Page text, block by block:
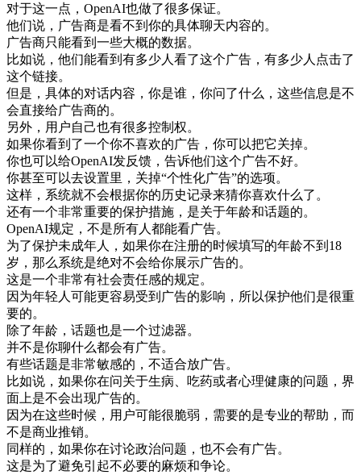
对于这一点 ， OpenAI也做了很多保证。
他们说 ， 广告商是看不到 你的具体聊天内容的。
广告商只能看到 一些大概的数据。
比如说 ， 他们能看到 有多少人看了这个广告 ， 有多少人 点击了
这个链接。
但是 ， 具体的对话内容 ， 你是谁 ， 你问了什么 ， 这些信息是不
会直接给广告商的。
另外 ， 用户自己也有很多控制 权。
如果你看到 了一个你不喜欢的广告 ， 你可以把它关掉。
你也可以给OpenAI发反馈 ， 告诉他们这个广告不好。
你甚至可以去设置里 ， 关掉“个性化广告”的选项。
这样 ， 系统就不会根据你的历史记录来猜你喜欢什么了。
还有一个非常重要的保护措施 ， 是关于年龄和话题的。
OpenAI规定 ， 不是所有人都能看广告。
为了保护未成年人 ， 如果你在注册的时候填写的年龄不到 18
岁 ， 那么系统是绝对不会给你展示广告的。
这是一个非常有社会责任感的规定。
因为年轻人可能更容易受到 广告的影响 ， 所以保护他们是很重
要的。
除了年龄 ， 话题也是一个过滤器。
并不是你聊什么都会有广告。
有些话题是非常敏感的 ， 不适合放广告。
比如说 ， 如果你在问关于生病、 吃药或者心理健康的问题 ， 界
面上是不会出现广告的。
因为在这些时候 ， 用户可能很脆弱 ， 需要的是专业的帮助 ， 而
不是商业推销。
同样的 ， 如果你在讨论政治问题 ， 也不会有广告。
这是为了避免引起不必要的麻烦和争论。